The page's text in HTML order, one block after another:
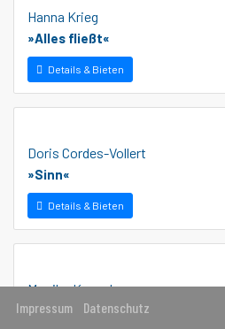
Hanna Krieg
»Alles fließt«
Details & Bieten
Doris Cordes-Vollert
»Sinn«
Details & Bieten
Monika Knaack
»Das weiße Kleid«
Impressum Datenschutz